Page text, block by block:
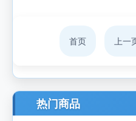
首页 上一
热门商品